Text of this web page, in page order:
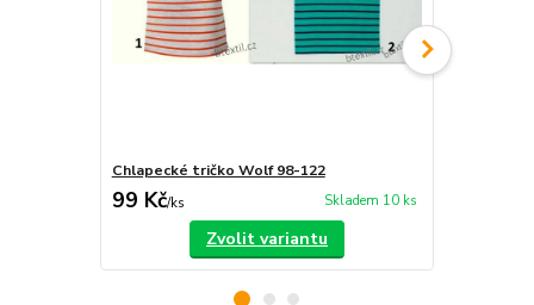
Chlapecké tričko Wolf 98-122
99 Kč/ks Skladem 10 ks
Zvolit variantu